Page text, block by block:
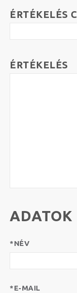
ÉRTÉKELÉS
ÉRTÉKELÉS
ADATOK
*NÉV
*E-MAIL